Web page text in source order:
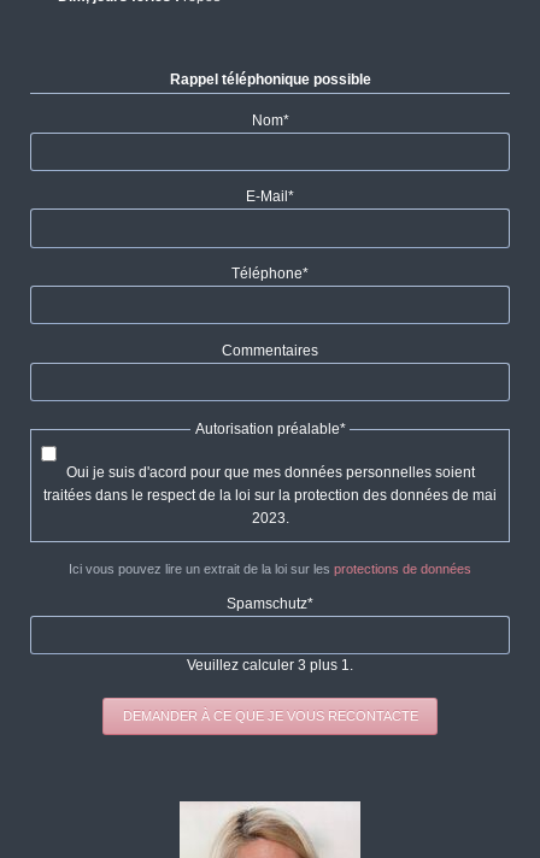
Rappel téléphonique possible
Champ
Nom*
Champ
E-Mail *
Champ
Téléphone*
Commentaires
Champ
Autorisation préalable*
Oui je suis d'acord pour que mes données personnelles soient
traitées dans le respect de la loi sur la protection des données de mai
2023.
Ici vous pouvez lire un extrait de la loi sur les protections de données
Champ
Spamschutz*
Veuillez calculer 3 plus 1.
DEMANDER À CE QUE JE VOUS RECONTACTE